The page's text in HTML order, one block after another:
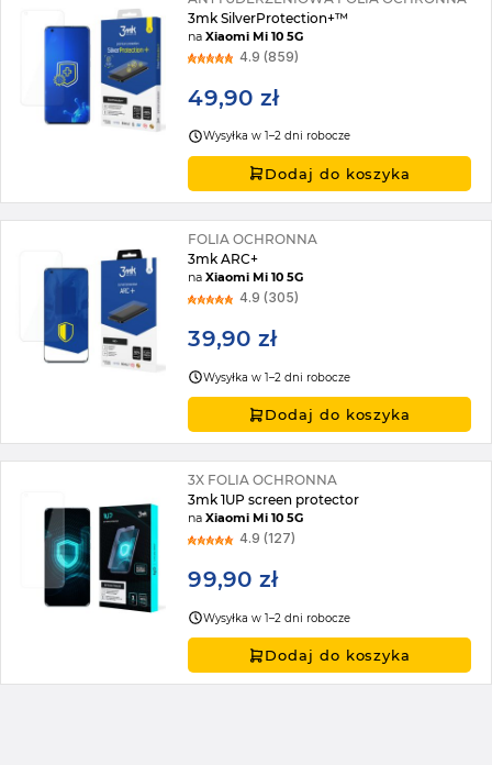
3mk SilverProtection+™
naXiaomi Mi 10 5G
4.9 (859)
49,90 zł
Wysyłka w 1–2 dni robocze
Dodaj do koszyka
FOLIA OCHRONNA
3mk ARC+
naXiaomi Mi 10 5G
4.9 (305)
39,90 zł
Wysyłka w 1–2 dni robocze
Dodaj do koszyka
3X FOLIA OCHRONNA
3mk 1UP screen protector
naXiaomi Mi 10 5G
4.9 (127)
99,90 zł
Wysyłka w 1–2 dni robocze
Dodaj do koszyka